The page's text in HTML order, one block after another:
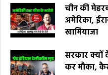
चीन की
अमेरिका,
खामियाजा
सरकार क्यों
कर मौका,